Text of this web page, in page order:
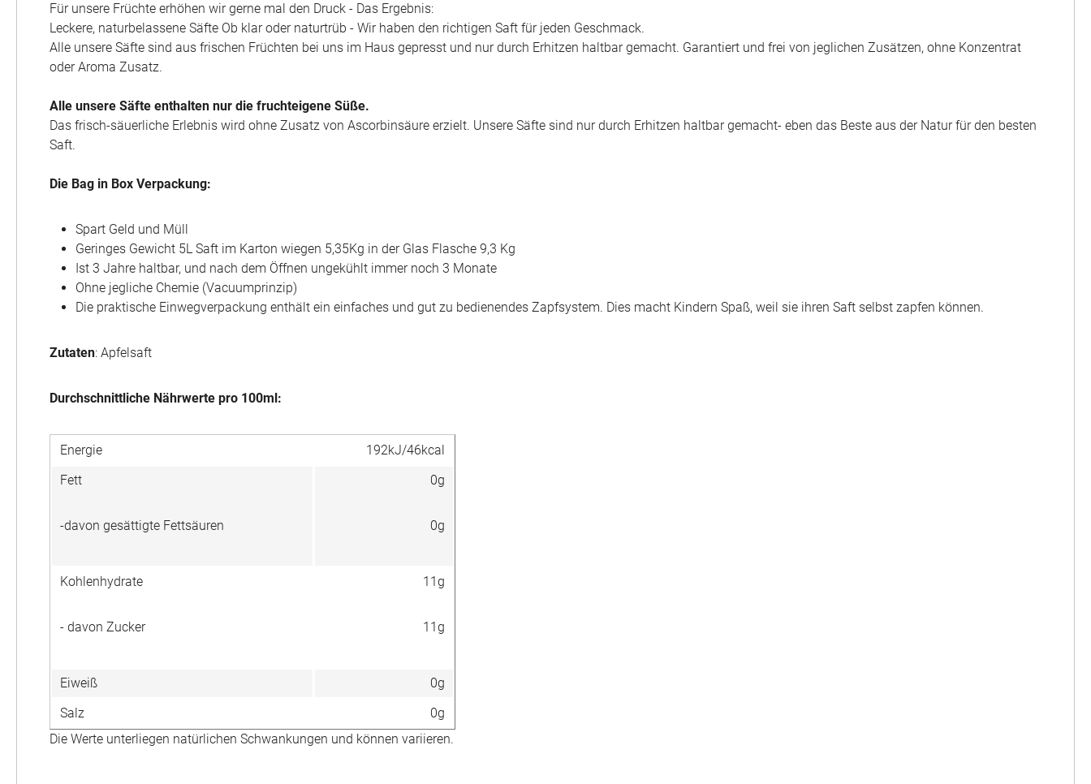
Für unsere Früchte erhöhen wir gerne mal den Druck - Das Ergebnis:
Leckere, naturbelassene Säfte Ob klar oder naturtrüb - Wir haben den richtigen Saft für jeden Geschmack.
Alle unsere Säfte sind aus frischen Früchten bei uns im Haus gepresst und nur durch Erhitzen haltbar gemacht. Garantiert und frei von jeglichen Zusätzen, ohne Konzentrat
oder Aroma Zusatz.
Alle unsere Säfte enthalten nur die fruchteigene Süße.
Das frisch-säuerliche Erlebnis wird ohne Zusatz von Ascorbinsäure erzielt. Unsere Säfte sind nur durch Erhitzen haltbar gemacht- eben das Beste aus der Natur für den besten
Saft.
Die Bag in Box Verpackung:
Spart Geld und Müll
Geringes Gewicht 5L Saft im Karton wiegen 5,35Kg in der Glas Flasche 9,3 Kg
Ist 3 Jahre haltbar, und nach dem Öffnen ungekühlt immer noch 3 Monate
Ohne jegliche Chemie (Vacuumprinzip)
Die praktische Einwegverpackung enthält ein einfaches und gut zu bedienendes Zapfsystem. Dies macht Kindern Spaß, weil sie ihren Saft selbst zapfen können.
Zutaten: Apfelsaft
Durchschnittliche Nährwerte pro 100ml:
Energie
192kJ/46kcal
Fett
-davon gesättigte Fettsäuren
0g
0g
Kohlenhydrate
- davon Zucker
11g
11g
Eiweiß
0g
Salz
0g
Die Werte unterliegen natürlichen Schwankungen und können variieren.